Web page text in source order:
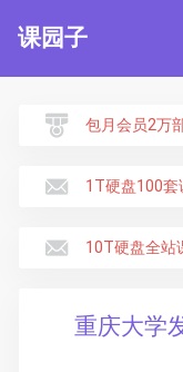
课园子
包月会员2万
1T硬盘100套
10T硬盘全站
重庆大学